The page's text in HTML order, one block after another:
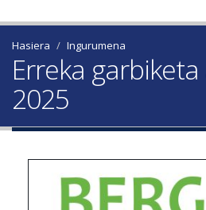
Hasiera Ingurumena
Erreka
2025